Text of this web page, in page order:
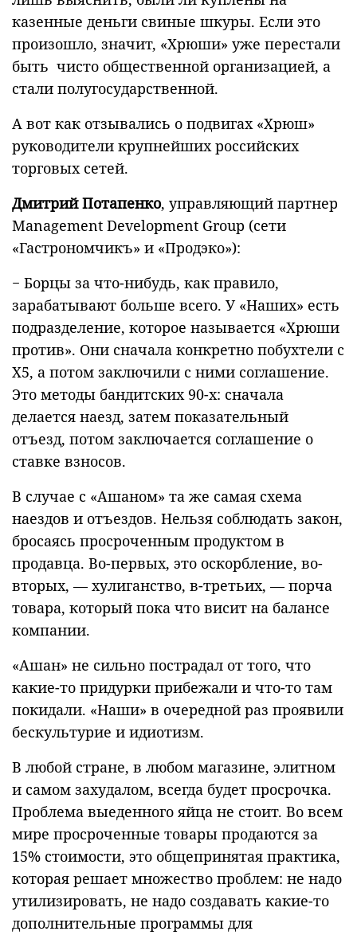
казенные деньги свиные шкуры. Если это
произошло, значит, «Хрюши» уже перестали
быть чисто общественной организацией, а
стали полугосударственной.
А вот как отзывались о подвигах «Хрюш»
руководители крупнейших российских
торговых сетей.
Дмитрий Потапенко, управляющий партнер
Management Development Group (сети
«Гастрономчикъ» и «Продэко»):
− Борцы за что-нибудь, как правило,
зарабатывают больше всего. У «Наших» есть
подразделение, которое называется «Хрюши
против». Они сначала конкретно побухтели с
Х5, а потом заключили с ними соглашение.
Это методы бандитских 90-х: сначала
делается наезд, затем показательный
отъезд, потом заключается соглашение о
ставке взносов.
В случае с «Ашаном» та же самая схема
наездов и отъездов. Нельзя соблюдать закон,
бросаясь просроченным продуктом в
продавца. Во-первых, это оскорбление, во-
вторых, — хулиганство, в-третьих, — порча
товара, который пока что висит на балансе
компании.
«Ашан» не сильно пострадал от того, что
какие-то придурки прибежали и что-то там
покидали. «Наши» в очередной раз проявили
бескультурие и идиотизм.
В любой стране, в любом магазине, элитном
и самом захудалом, всегда будет просрочка.
Проблема выеденного яйца не стоит. Во всем
мире просроченные товары продаются за
15% стоимости, это общепринятая практика,
которая решает множество проблем: не надо
утилизировать, не надо создавать какие-то
дополнительные программы для